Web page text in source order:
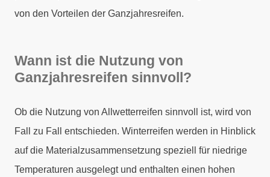
von den Vorteilen der Ganzjahresreifen.
Wann ist die Nutzung von
Ganzjahresreifen sinnvoll?
Ob die Nutzung von Allwetterreifen sinnvoll ist, wird von
Fall zu Fall entschieden. Winterreifen werden in Hinblick
auf die Materialzusammensetzung speziell für niedrige
Temperaturen ausgelegt und enthalten einen hohen